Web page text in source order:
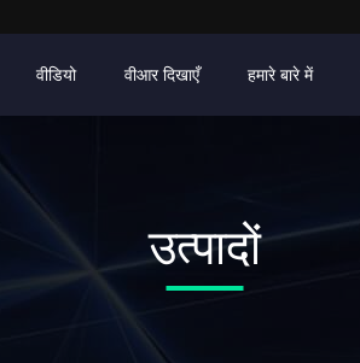
वीडियो वीआर दिखाएँ हमारे बारे में
उत्पादों